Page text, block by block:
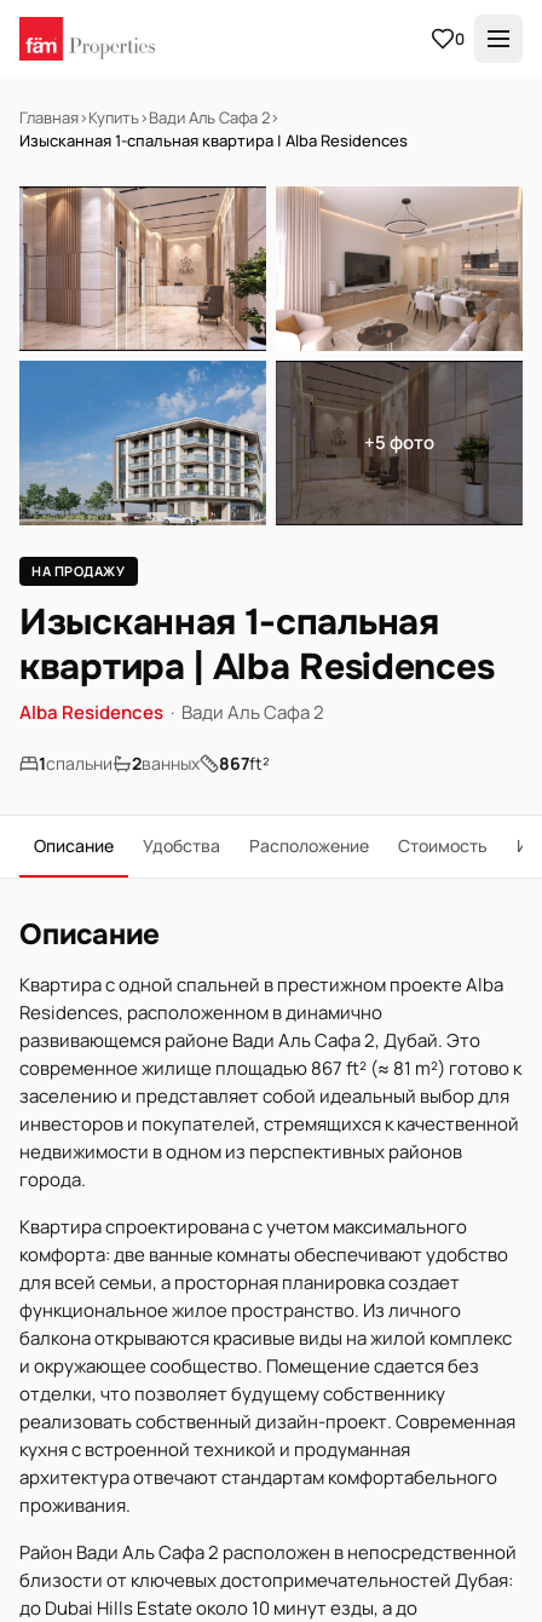
0
Главная›Купить›Вади Аль Сафа 2›
Изысканная 1-спальная квартира | Alba Residences
НА ПРОДАЖУ Готов к заселению
+5 фото
НА ПРОДАЖУ
Изысканная 1-спальная
квартира | Alba Residences
Alba Residences · Вади Аль Сафа 2
1спальни 2ванных 867ft²
Описание Удобства Расположение Стоимость
Описание
Квартира с одной спальней в престижном проекте Alba
Residences, расположенном в динамично
развивающемся районе Вади Аль Сафа 2, Дубай. Это
современное жилище площадью 867 ft² (≈ 81 m²) готово к
заселению и представляет собой идеальный выбор для
инвесторов и покупателей, стремящихся к качественной
недвижимости в одном из перспективных районов
города.
Квартира спроектирована с учетом максимального
комфорта: две ванные комнаты обеспечивают удобство
для всей семьи, а просторная планировка создает
функциональное жилое пространство. Из личного
балкона открываются красивые виды на жилой комплекс
и окружающее сообщество. Помещение сдается без
отделки, что позволяет будущему собственнику
реализовать собственный дизайн-проект. Современная
кухня с встроенной техникой и продуманная
архитектура отвечают стандартам комфортабельного
проживания.
Район Вади Аль Сафа 2 расположен в непосредственной
близости от ключевых достопримечательностей Дубая:
до Dubai Hills Estate около 10 минут езды, а до